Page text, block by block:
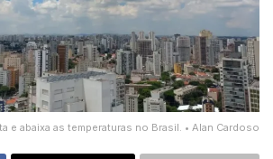
e abaixa as temperaturas no Brasil. • Alan Cardoso